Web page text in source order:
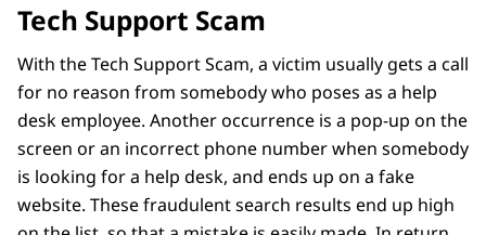
Download
Ondertiteling
17,3 KB
Download
Audiobeschrijving
ministerie opent de film, onder begeleiding
van een spannend muziekje.
Titel 'Het openbaar ministerie'
Zwart beeld met daarover de zinnen:
De fictie-scenes in deze film zijn
gedramatiseerd en berusten niet op
bestaande personen.
Tech Support Scam
With the Tech Support Scam, a victim usually gets a call
for no reason from somebody who poses as a help
desk employee. Another occurrence is a pop-up on the
screen or an incorrect phone number when somebody
is looking for a help desk, and ends up on a fake
website. These fraudulent search results end up high